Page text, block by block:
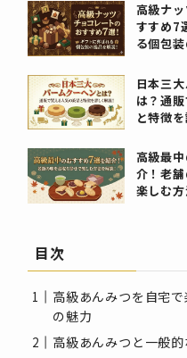
高級ナ
すすめ7
る個包
日本三
は？通
と特徴
高級最
介！老
楽しむ方
目次
高級あんみつを自宅
の魅力
高級あんみつと一般